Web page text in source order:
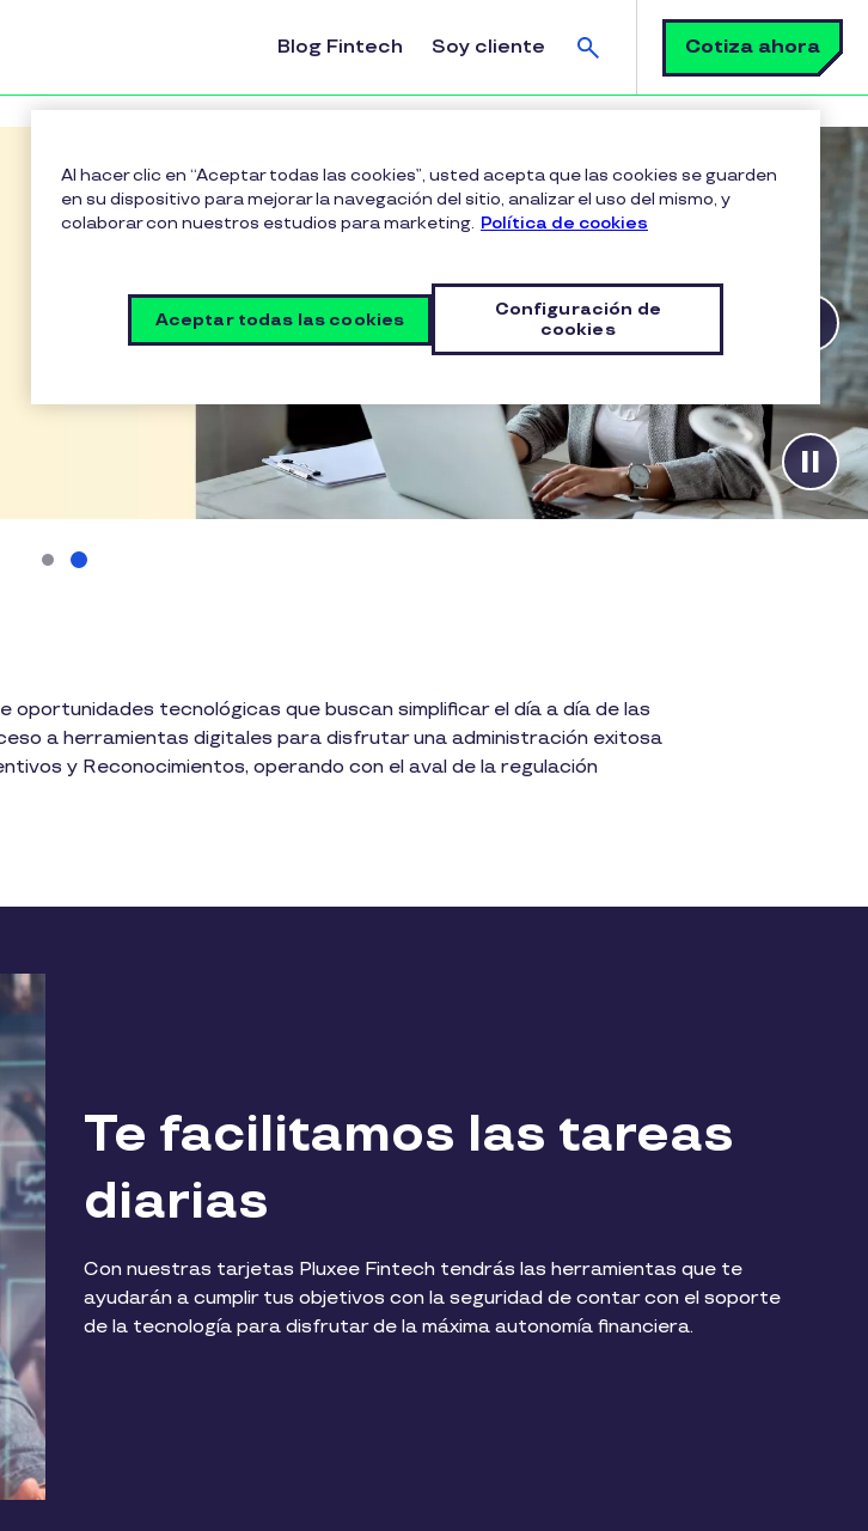
Blog Fintech Soy cliente
Buscar
Cotiza ahora
oportunidades tecnológicas que buscan simplificar el día a día de las
a herramientas digitales para disfrutar una administración exitosa
y Reconocimientos, operando con el aval de la regulación
Te facilitamos las tareas
diarias​
Con nuestras tarjetas Pluxee Fintech tendrás las herramientas que te
ayudarán a cumplir tus objetivos con la seguridad de contar con el soporte
de la tecnología para disfrutar de la máxima autonomía financiera.
Al hacer clic en “Aceptar todas las cookies”, usted acepta que las cookies se guarden
en su dispositivo para mejorar la navegación del sitio, analizar el uso del mismo, y
colaborar con nuestros estudios para marketing. Política de cookies
Configuración de
cookies
Aceptar todas las cookies